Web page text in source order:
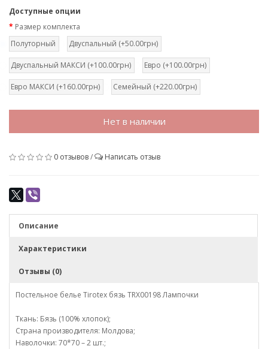
Доступные опции
Размер комплекта
Полуторный
Двуспальный (+50.00грн)
Двуспальный МАКСИ (+100.00грн) Евро (+100.00грн)
Евро МАКСИ (+160.00грн) Семейный (+220.00грн)
Нет в наличии
0 отзывов/ Написать отзыв
Описание
Характеристики
Отзывы (0)
Постельное белье Tirotex бязь TRX00198 Лампочки
Ткань: Бязь (100% хлопок);
Страна производителя: Молдова;
Наволочки: 70*70 – 2 шт.;